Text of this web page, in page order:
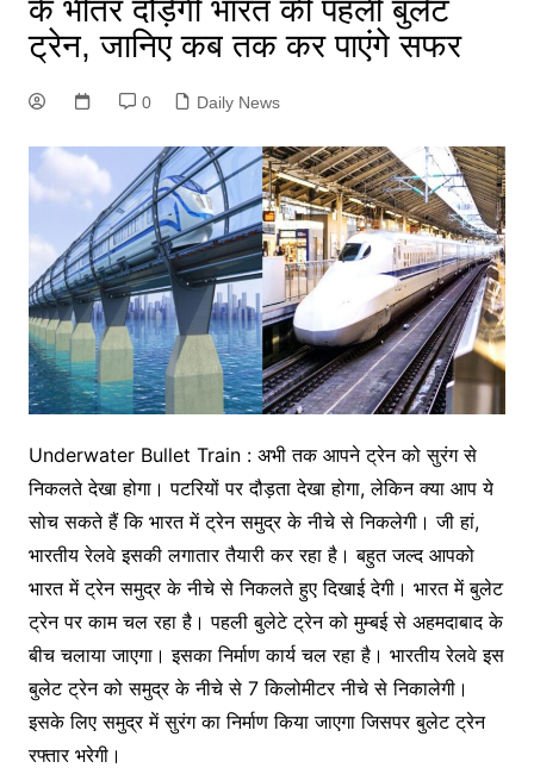
के भीतर दौड़ेगी भारत की पहली बुलेट
ट्रेन, जानिए कब तक कर पाएंगे सफर
0 Daily News
Underwater Bullet Train : अभी तक आपने ट्रेन को सुरंग से
निकलते देखा होगा। पटरियों पर दौड़ता देखा होगा, लेकिन क्या आप ये
सोच सकते हैं कि भारत में ट्रेन समुद्र के नीचे से निकलेगी। जी हां,
भारतीय रेलवे इसकी लगातार तैयारी कर रहा है। बहुत जल्द आपको
भारत में ट्रेन समुद्र के नीचे से निकलते हुए दिखाई देगी। भारत में बुलेट
ट्रेन पर काम चल रहा है। पहली बुलेटे ट्रेन को मुम्बई से अहमदाबाद के
बीच चलाया जाएगा। इसका निर्माण कार्य चल रहा है। भारतीय रेलवे इस
बुलेट ट्रेन को समुद्र के नीचे से 7 किलोमीटर नीचे से निकालेगी।
इसके लिए समुद्र में सुरंग का निर्माण किया जाएगा जिसपर बुलेट ट्रेन
रफ्तार भरेगी।